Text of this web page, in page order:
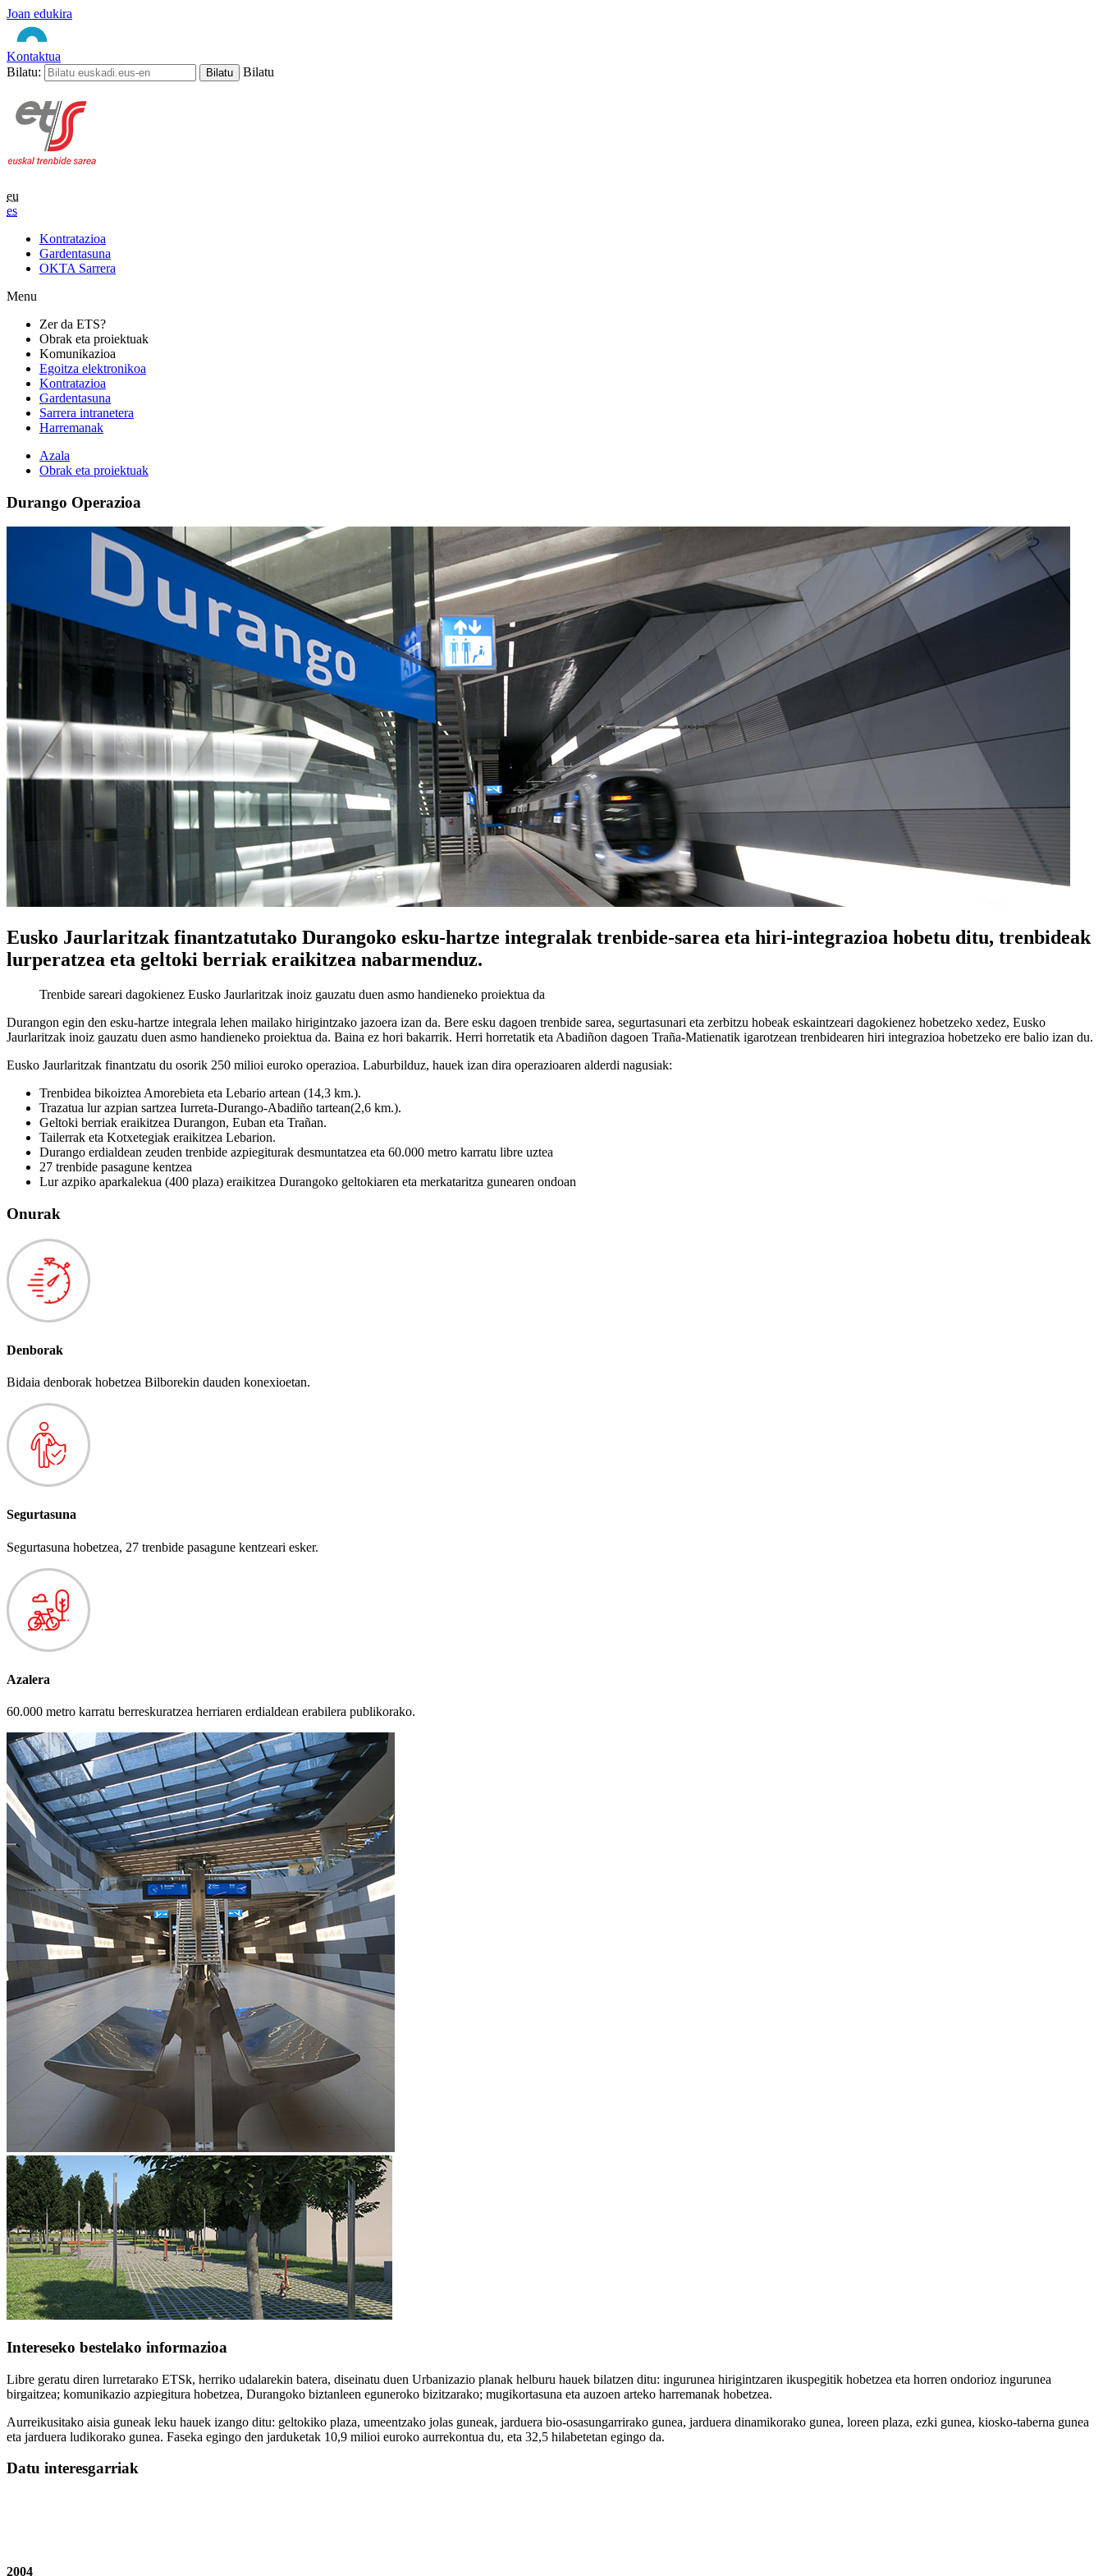
Joan edukira
Kontaktua
Bilatu:
Bilatu
eu
es
Kontratazioa
Gardentasuna
OKTA Sarrera
Menu
Zer da ETS?
Obrak eta proiektuak
Komunikazioa
Egoitza elektronikoa
Kontratazioa
Gardentasuna
Sarrera intranetera
Harremanak
Azala
Obrak eta proiektuak
Durango Operazioa
Eusko Jaurlaritzak finantzatutako Durangoko esku-hartze integralak trenbide-sarea eta hiri-integrazioa hobetu ditu, trenbideak
lurperatzea eta geltoki berriak eraikitzea nabarmenduz.
Trenbide sareari dagokienez Eusko Jaurlaritzak inoiz gauzatu duen asmo handieneko proiektua da
Durangon egin den esku-hartze integrala lehen mailako hirigintzako jazoera izan da. Bere esku dagoen trenbide sarea, segurtasunari eta zerbitzu hobeak eskaintzeari dagokienez hobetzeko xedez, Eusko
Jaurlaritzak inoiz gauzatu duen asmo handieneko proiektua da. Baina ez hori bakarrik. Herri horretatik eta Abadiñon dagoen Traña-Matienatik igarotzean trenbidearen hiri integrazioa hobetzeko ere balio izan du.
Eusko Jaurlaritzak finantzatu du osorik 250 milioi euroko operazioa. Laburbilduz, hauek izan dira operazioaren alderdi nagusiak:
Trenbidea bikoiztea Amorebieta eta Lebario artean (14,3 km.).
Trazatua lur azpian sartzea Iurreta-Durango-Abadiño tartean(2,6 km.).
Geltoki berriak eraikitzea Durangon, Euban eta Trañan.
Tailerrak eta Kotxetegiak eraikitzea Lebarion.
Durango erdialdean zeuden trenbide azpiegiturak desmuntatzea eta 60.000 metro karratu libre uztea
27 trenbide pasagune kentzea
Lur azpiko aparkalekua (400 plaza) eraikitzea Durangoko geltokiaren eta merkataritza gunearen ondoan
Onurak
Denborak
Bidaia denborak hobetzea Bilborekin dauden konexioetan.
Segurtasuna
Segurtasuna hobetzea, 27 trenbide pasagune kentzeari esker.
Azalera
60.000 metro karratu berreskuratzea herriaren erdialdean erabilera publikorako.
Intereseko bestelako informazioa
Libre geratu diren lurretarako ETSk, herriko udalarekin batera, diseinatu duen Urbanizazio planak helburu hauek bilatzen ditu: ingurunea hirigintzaren ikuspegitik hobetzea eta horren ondorioz ingurunea
birgaitzea; komunikazio azpiegitura hobetzea, Durangoko biztanleen eguneroko bizitzarako; mugikortasuna eta auzoen arteko harremanak hobetzea.
Aurreikusitako aisia guneak leku hauek izango ditu: geltokiko plaza, umeentzako jolas guneak, jarduera bio-osasungarrirako gunea, jarduera dinamikorako gunea, loreen plaza, ezki gunea, kiosko-taberna gunea
eta jarduera ludikorako gunea. Faseka egingo den jarduketak 10,9 milioi euroko aurrekontua du, eta 32,5 hilabetetan egingo da.
Datu interesgarriak
2004